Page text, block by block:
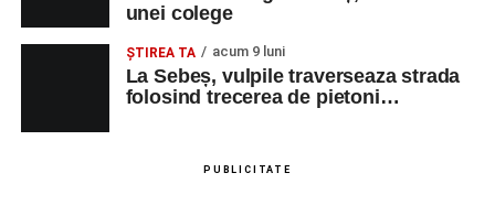
unei colege
ŞTIREA TA acum 9 luni
La Sebeș, vulpile traverseaza strada
folosind trecerea de pietoni…
PUBLICITATE